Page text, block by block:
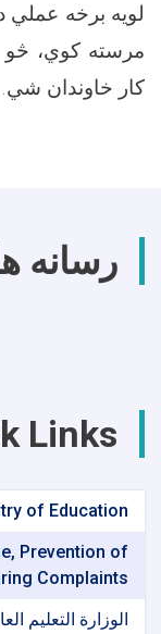
لویه برخه
مرسته کوي، څو
کار خاوندان شي.
رسانه
Links
of Education
Prevention of
Complaints
الوزارة التعلیم